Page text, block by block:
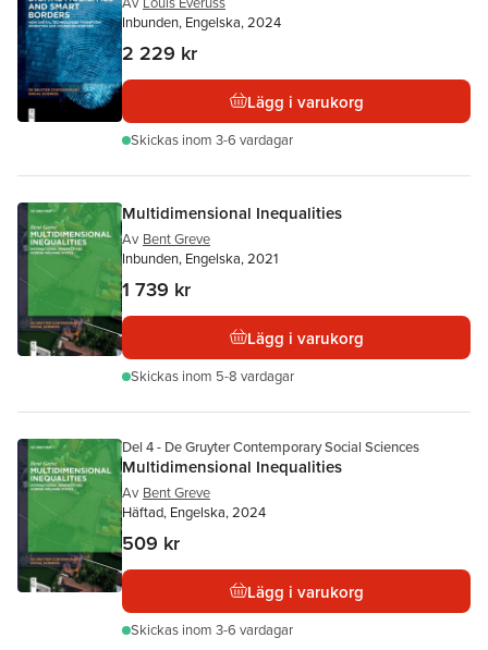
Inbunden, Engelska, 2024
2 229 kr
Lägg i varukorg
Skickas inom 3-6 vardagar
Multidimensional Inequalities
Av Bent Greve
Inbunden, Engelska, 2021
1 739 kr
Lägg i varukorg
Skickas inom 5-8 vardagar
Del 4 - De Gruyter Contemporary Social Sciences
Multidimensional Inequalities
Av Bent Greve
Häftad, Engelska, 2024
509 kr
Lägg i varukorg
Skickas inom 3-6 vardagar